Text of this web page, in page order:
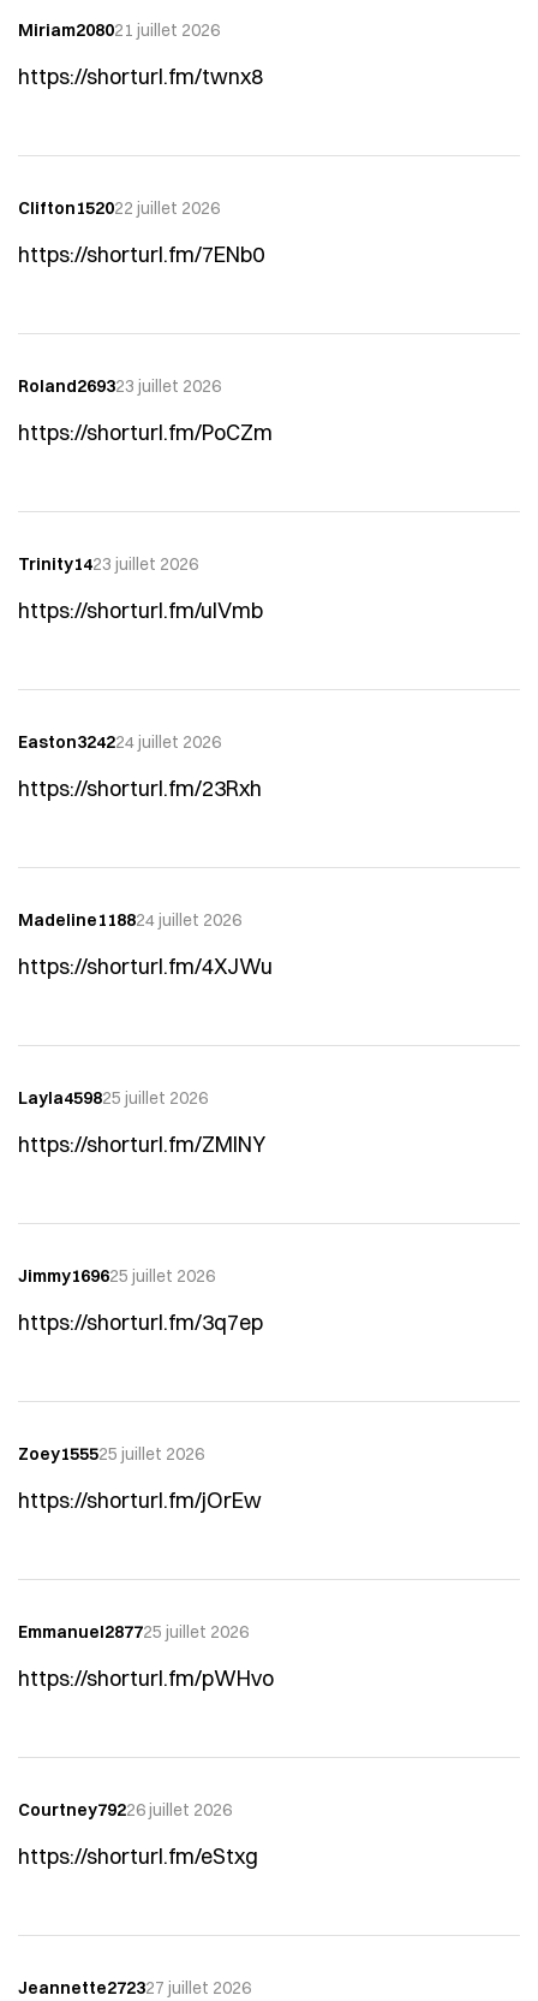
Miriam208021 juillet 2026
https://shorturl.fm/twnx8
Clifton152022 juillet 2026
https://shorturl.fm/7ENb0
Roland269323 juillet 2026
https://shorturl.fm/PoCZm
Trinity1423 juillet 2026
https://shorturl.fm/ulVmb
Easton324224 juillet 2026
https://shorturl.fm/23Rxh
Madeline118824 juillet 2026
https://shorturl.fm/4XJWu
Layla459825 juillet 2026
https://shorturl.fm/ZMINY
Jimmy169625 juillet 2026
https://shorturl.fm/3q7ep
Zoey155525 juillet 2026
https://shorturl.fm/jOrEw
Emmanuel287725 juillet 2026
https://shorturl.fm/pWHvo
Courtney79226 juillet 2026
https://shorturl.fm/eStxg
Jeannette272327 juillet 2026